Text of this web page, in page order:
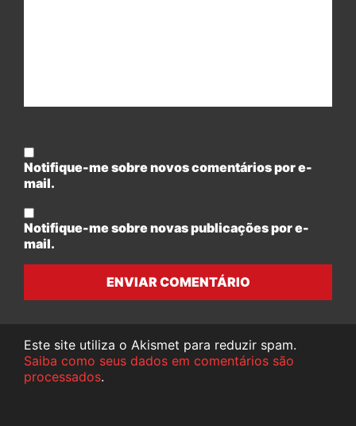
Notifique-me sobre novos comentários por e-
mail.
Notifique-me sobre novas publicações por e-
mail.
ENVIAR COMENTÁRIO
Este site utiliza o Akismet para reduzir spam.
Saiba como seus dados em comentários são
processados.